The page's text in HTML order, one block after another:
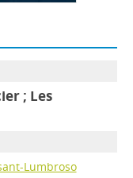
; Les
Lumbroso